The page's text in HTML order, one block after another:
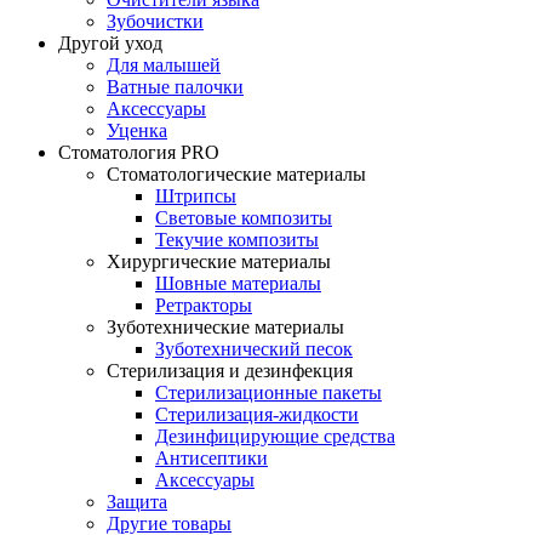
Зубочистки
Другой уход
Для малышей
Ватные палочки
Аксессуары
Уценка
Стоматология PRO
Стоматологические материалы
Штрипсы
Световые композиты
Текучие композиты
Хирургические материалы
Шовные материалы
Ретракторы
Зуботехнические материалы
Зуботехнический песок
Стерилизация и дезинфекция
Стерилизационные пакеты
Стерилизация-жидкости
Дезинфицирующие средства
Антисептики
Аксессуары
Защита
Другие товары